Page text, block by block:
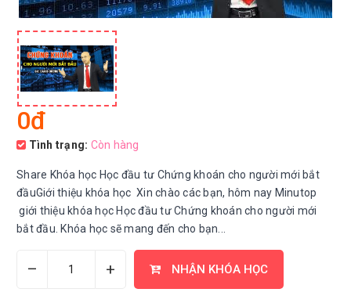
0đ
Tình trạng: Còn hàng
Share Khóa học Học đầu tư Chứng khoán cho người mới bắt
đầuGiới thiệu khóa học Xin chào các bạn, hôm nay Minutop
giới thiệu khóa học Học đầu tư Chứng khoán cho người mới
bắt đầu. Khóa học sẽ mang đến cho bạn...
– + NHẬN KHÓA HỌC